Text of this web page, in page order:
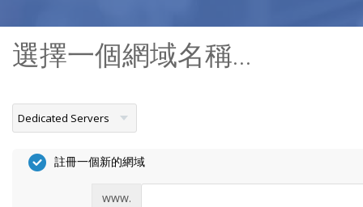
選擇一個網域名稱...
註冊一個新的網域
www.